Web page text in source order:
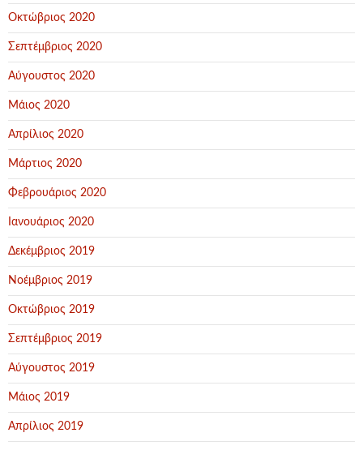
Οκτώβριος 2020
Σεπτέμβριος 2020
Αύγουστος 2020
Μάιος 2020
Απρίλιος 2020
Μάρτιος 2020
Φεβρουάριος 2020
Ιανουάριος 2020
Δεκέμβριος 2019
Νοέμβριος 2019
Οκτώβριος 2019
Σεπτέμβριος 2019
Αύγουστος 2019
Μάιος 2019
Απρίλιος 2019